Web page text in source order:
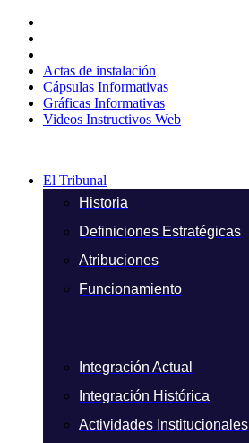
contenido
Actas de instalación
Cápsulas Informativas
Gráficas Informativas
Videos Instructivos Web
El Tribunal
Historia
Definiciones Estratégicas
Atribuciones
Funcionamiento
Integración Actual
Integración Histórica
Actividades Institucionales